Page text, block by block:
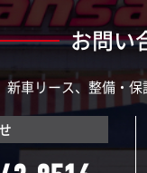
お問い
新車リース、整備・